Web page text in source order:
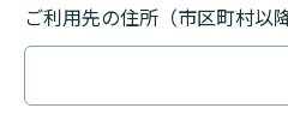
ご利用先の住所（市区町村以